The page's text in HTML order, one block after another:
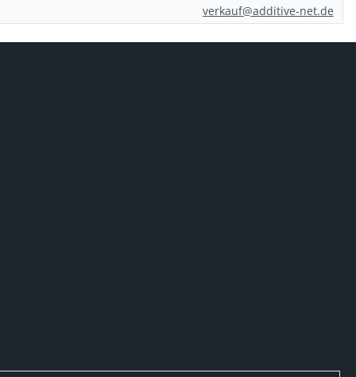
verkauf@additive-net.de